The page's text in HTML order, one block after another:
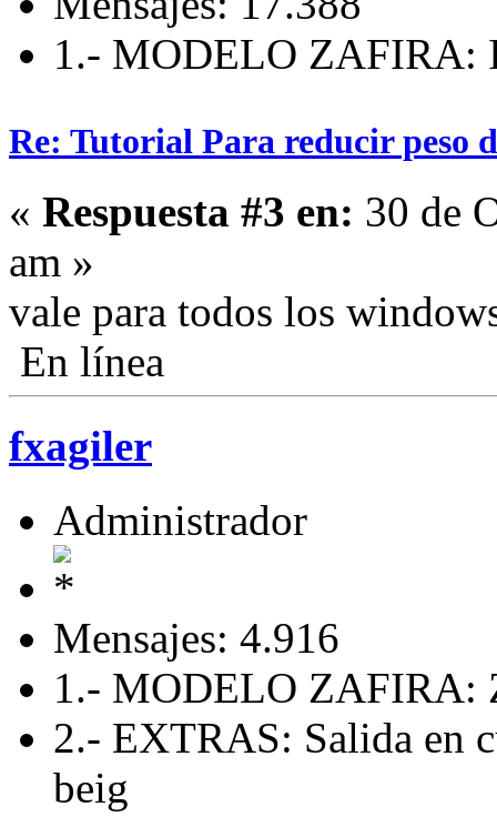
1.- MODELO ZAFIRA:
Re: Tutorial Para reducir peso
« Respuesta #3 en: 30 de
am »
vale para todos los
En línea
fxagiler
Administrador
Mensajes: 4.916
1.- MODELO ZAFIRA:
2.- EXTRAS: Salida en
beig